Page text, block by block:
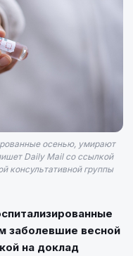
осенью, умирают
Daily Mail со ссылкой
консультативной группы
заболевшие весной
на доклад